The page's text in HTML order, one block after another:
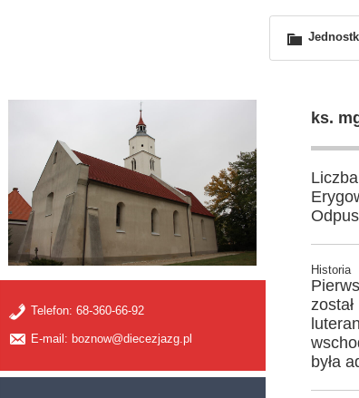
Telefon: 68-360-66-92
E-mail: boznow@diecezjazg.pl
ks.
Historia
była